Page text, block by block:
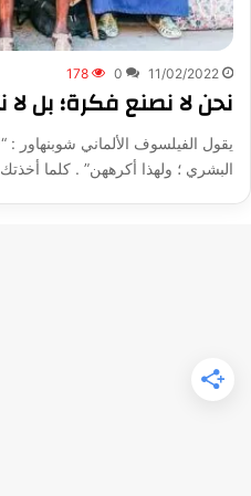
11/02/2022
0
178
نحن لا نصنع فكرة؛ بل
يقول الفيلسوف الألماني شوبنهاور
البشري ؛ ولهذا أكرههن” . كلما